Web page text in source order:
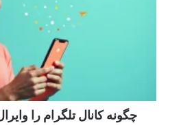
چگونه کانال تلگرام را